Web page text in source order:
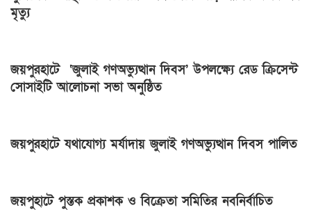
মৃত্যু
জয়পুরহাটে ‘জুলাই গণঅভ্যুত্থান দিবস’ উপলক্ষ্যে রেড ক্রিসেন্ট
সোসাইটি আলোচনা সভা অনুষ্ঠিত
জয়পুরহাটে যথাযোগ্য মর্যাদায় জুলাই গণঅভ্যুত্থান দিবস পালিত
জয়পুহাটে পুস্তক প্রকাশক ও বিক্রেতা সমিতির নবনির্বাচিত